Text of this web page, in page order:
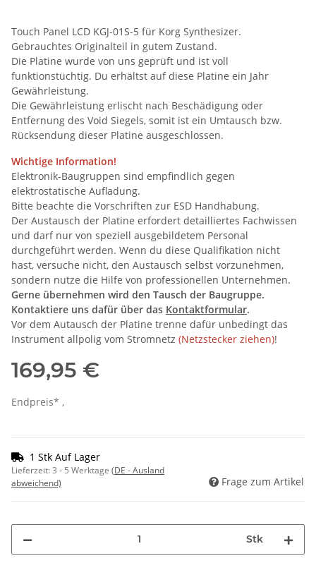
Touch Panel LCD KGJ-01S-5 für Korg Synthesizer.
Gebrauchtes Originalteil in gutem Zustand.
Die Platine wurde von uns geprüft und ist voll
funktionstüchtig. Du erhältst auf diese Platine ein Jahr
Gewährleistung.
Die Gewährleistung erlischt nach Beschädigung oder
Entfernung des Void Siegels, somit ist ein Umtausch bzw.
Rücksendung dieser Platine ausgeschlossen.
Wichtige Information!
Elektronik-Baugruppen sind empfindlich gegen
elektrostatische Aufladung.
Bitte beachte die Vorschriften zur ESD Handhabung.
Der Austausch der Platine erfordert detailliertes Fachwissen
und darf nur von speziell ausgebildetem Personal
durchgeführt werden. Wenn du diese Qualifikation nicht
hast, versuche nicht, den Austausch selbst vorzunehmen,
sondern nutze die Hilfe von professionellen Unternehmen.
Gerne übernehmen wird den Tausch der Baugruppe.
Kontaktiere uns dafür über das Kontaktformular.
Vor dem Autausch der Platine trenne dafür unbedingt das
Instrument allpolig vom Stromnetz (Netzstecker ziehen)!
169,95 €
Endpreis* ,
1 Stk Auf Lager
Lieferzeit:3 - 5 Werktage (DE - Ausland
abweichend)
Frage zum Artikel
Stk